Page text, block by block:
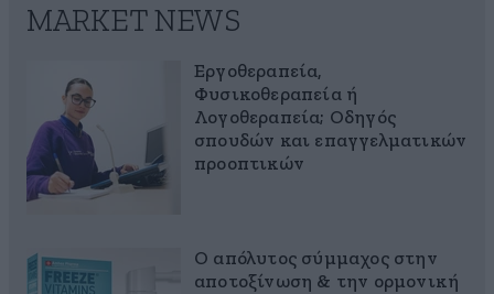
MARKET NEWS
Εργοθεραπεία,
Φυσικοθεραπεία ή
Λογοθεραπεία; Οδηγός
σπουδών και επαγγελματικών
προοπτικών
Ο απόλυτος σύμμαχος στην
αποτοξίνωση & την ορμονική